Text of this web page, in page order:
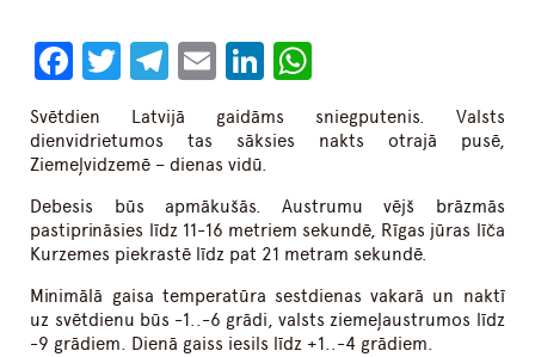
Facebook
Twitter
Telegram
EmailLinkedIn
Svētdien Latvijā gaidāms sniegputenis. Valsts
dienvidrietumos tas sāksies nakts otrajā pusē,
Ziemeļvidzemē – dienas vidū.
Debesis būs apmākušās. Austrumu vējš brāzmās
pastiprināsies līdz 11-16 metriem sekundē, Rīgas jūras līča
Kurzemes piekrastē līdz pat 21 metram sekundē.
Minimālā gaisa temperatūra sestdienas vakarā un naktī
uz svētdienu būs -1..-6 grādi, valsts ziemeļaustrumos līdz
-9 grādiem. Dienā gaiss iesils līdz +1..-4 grādiem.